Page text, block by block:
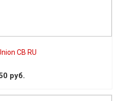
CB RU
руб.